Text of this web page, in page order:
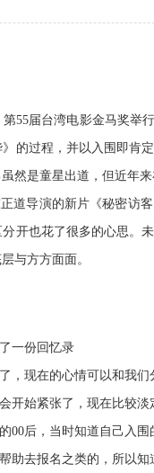
55届台湾电影金马奖举
的过程，并以入围即肯
然是童星出道，但近年
道导演的新片《秘密访
开也花了很多的心思。
与方方面面。
一份回忆录
，现在的心情可以和我们
开始紧张了，现在比较淡
00后，当时知道自己入
助去报名之类的，所以